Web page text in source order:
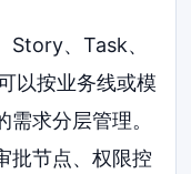
Story、Task、
以按业务线或模
求分层管理。
批节点、权限控